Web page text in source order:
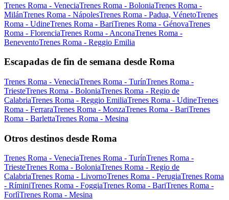
Trenes Roma - VeneciaTrenes Roma - BoloniaTrenes Roma -
MilánTrenes Roma - NápolesTrenes Roma - Padua, VénetoTrenes
Roma - UdineTrenes Roma - BariTrenes Roma - GénovaTrenes
Roma - FlorenciaTrenes Roma - AnconaTrenes Roma -
BeneventoTrenes Roma - Reggio Emilia
Escapadas de fin de semana desde Roma
Trenes Roma - VeneciaTrenes Roma - TurínTrenes Roma -
TriesteTrenes Roma - BoloniaTrenes Roma - Regio de
CalabriaTrenes Roma - Reggio EmiliaTrenes Roma - UdineTrenes
Roma - FerraraTrenes Roma - MonzaTrenes Roma - BariTrenes
Roma - BarlettaTrenes Roma - Mesina
Otros destinos desde Roma
Trenes Roma - VeneciaTrenes Roma - TurínTrenes Roma -
TriesteTrenes Roma - BoloniaTrenes Roma - Regio de
CalabriaTrenes Roma - LivornoTrenes Roma - PerugiaTrenes Roma
- RíminiTrenes Roma - FoggiaTrenes Roma - BariTrenes Roma -
ForlìTrenes Roma - Mesina